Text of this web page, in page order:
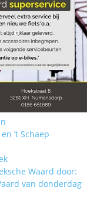
’t Schaep
Waard door:
van donderdag